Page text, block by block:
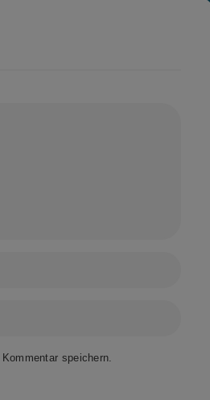
speichern.